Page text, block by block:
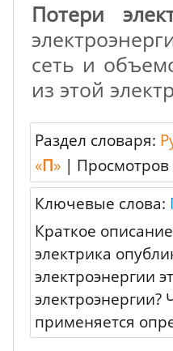
Потери
сеть и
из этой
Раздел словаря:
«П» |
Ключевые слова:
Краткое
электрика
электроэнергии
электроэнергии?
применяется